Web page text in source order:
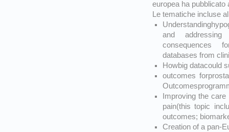
europea ha
Le tematiche incluse
and
consequences
databases from
Howbig datacould
outcomes
Improving the
pain(this topic
outcomes;
Creation of a pan-